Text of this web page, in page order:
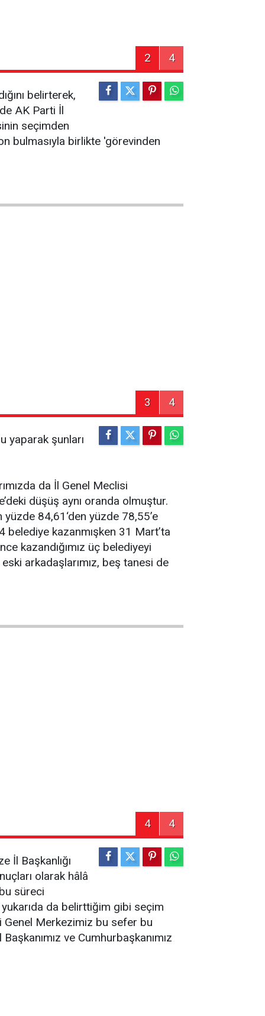
2 4
belirterek,
AK Parti İl
seçimden
bulmasıyla birlikte 'görevinden
3 4
yaparak şunları
da İl Genel Meclisi
düşüş aynı oranda olmuştur.
84,61‘den yüzde 78,55’e
belediye kazanmışken 31 Mart’ta
kazandığımız üç belediyeyi
arkadaşlarımız, beş tanesi de
4 4
İl Başkanlığı
olarak hâlâ
süreci
da belirttiğim gibi seçim
Genel Merkezimiz bu sefer bu
ve Cumhurbaşkanımız